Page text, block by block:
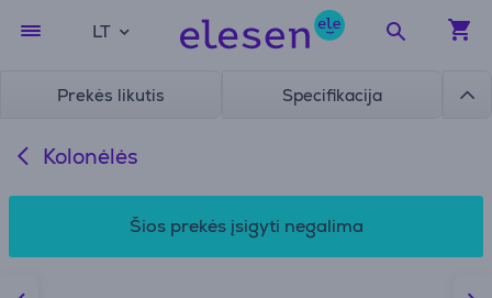
LT
Prekės likutis Specifikacija
Kolonėlės
Šios prekės įsigyti negalima